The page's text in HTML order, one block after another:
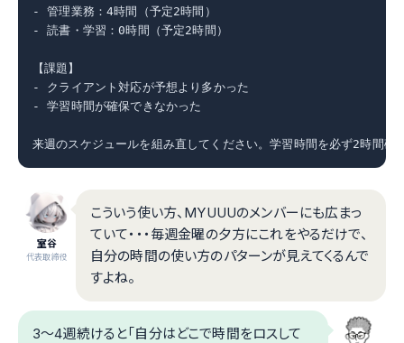
- 管理業務：4時間（予定2時間）
- 読書・学習：0時間（予定2時間）
【課題】
- クライアント対応が予想より多かった
- 学習時間が確保できなかった
来週のスケジュールを組み直してください。学習時間を必ず2時間確
室谷
代表取締役
こういう使い方、MYUUUのメンバーにも広まっ
ていて・・・毎週金曜の夕方にこれをやるだけで、
自分の時間の使い方のパターンが見えてくるんで
すよね。
3〜4週続けると「自分はどこで時間をロスして